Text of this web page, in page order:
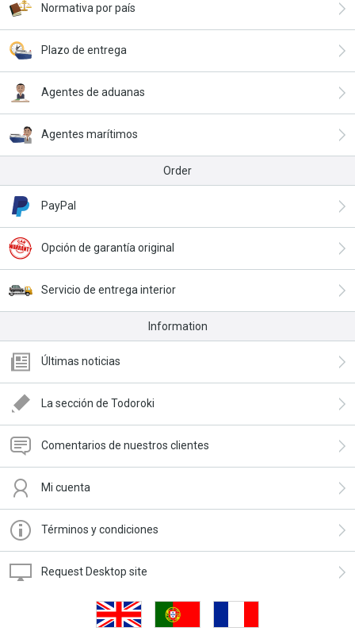
Normativa por país
Plazo de entrega
Agentes de aduanas
Agentes marítimos
Order
PayPal
Opción de garantía original
Servicio de entrega interior
Information
Últimas noticias
La sección de Todoroki
Comentarios de nuestros clientes
Mi cuenta
Términos y condiciones
Request Desktop site